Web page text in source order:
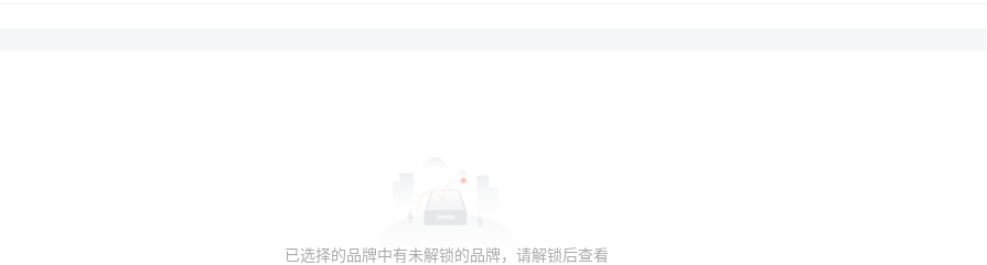
已选择的品牌中有未解锁的品牌，请解锁后查看